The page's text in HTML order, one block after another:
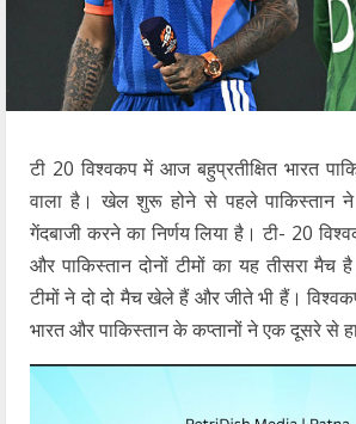
टी 20 विश्वकप में आज बहुप्रतीक्षित भारत
वाला है। खेल शुरू होने से पहले पाकिस्तान
गेंदबाजी करने का निर्णय लिया है। टी- 20
और पाकिस्तान दोनों टीमों का यह तीसरा मैच
टीमों ने दो दो मैच खेले हैं और जीते भी हैं।
भारत और पाकिस्तान के कप्तानों ने एक दूसरे से